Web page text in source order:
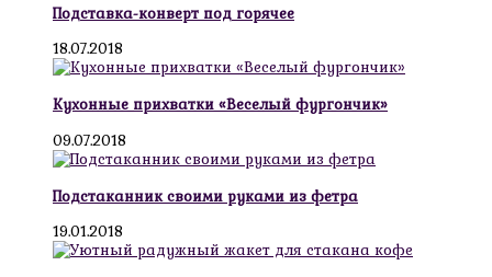
Подставка-конверт под горячее
18.07.2018
Кухонные прихватки «Веселый фургончик»
09.07.2018
Подстаканник своими руками из фетра
19.01.2018